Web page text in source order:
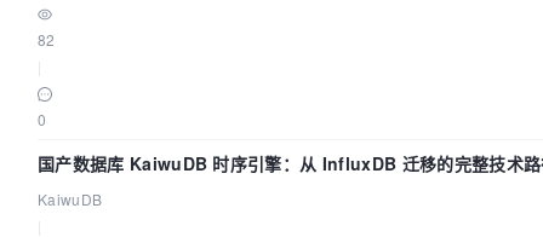
82
0
国产数据库 KaiwuDB 时序引擎：从 InfluxDB 迁移的完整技术
KaiwuDB